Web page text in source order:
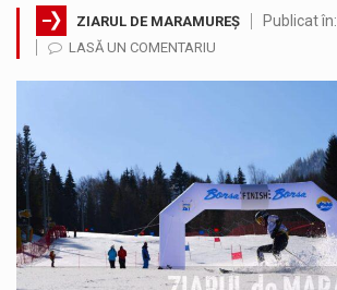
ZIARUL DE MARAMUREȘ Publicat în:
LASĂ UN COMENTARIU